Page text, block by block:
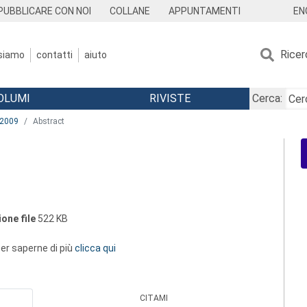
CON NOI COLLANE APPUNTAMENTI
contatti aiuto
RIVISTE Cerca:
2009 Abstract
file 522 KB
saperne di più clicca qui
CITAMI